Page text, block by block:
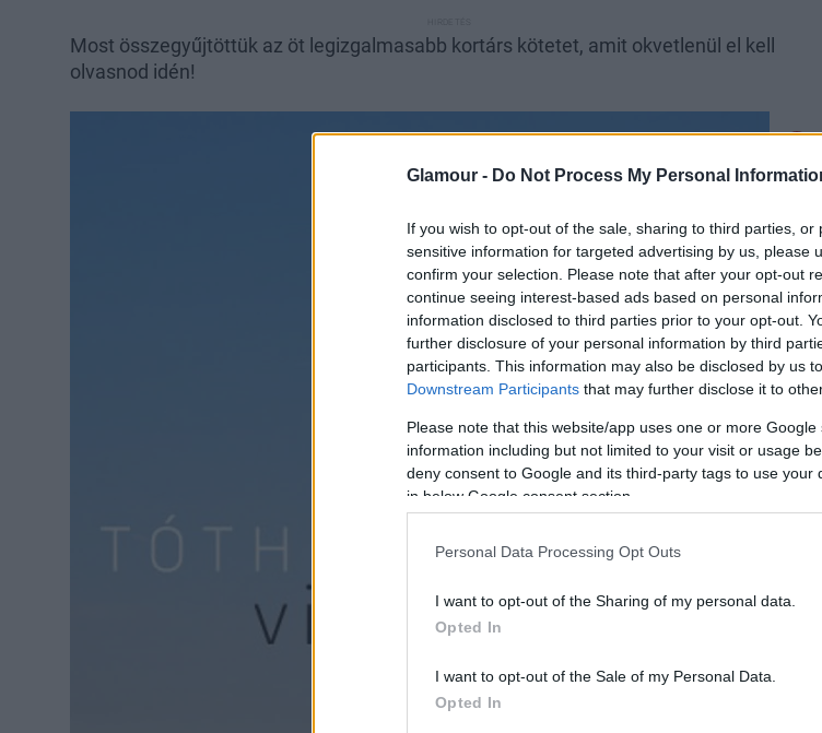
Glamour - Do Not Process My Personal
If you wish to opt-out of the sale, sharing to third parties,
sensitive information for targeted advertising by us, please
confirm your selection. Please note that after your opt-out
continue seeing interest-based ads based on personal
information disclosed to third parties prior to your opt-out.
further disclosure of your personal information by third
participants. This information may also be disclosed by us
Downstream Participants that may further disclose it to
Please note that this website/app uses one or more
information including but not limited to your visit or usage
deny consent to Google and its third-party tags to use your
in below Google consent section.
Personal Data Processing Opt Outs
I want to opt-out of the Sharing of my personal data.
Opted In
I want to opt-out of the Sale of my Personal Data.
Opted In
Most összegyűjtöttük az öt legizgalmasabb kortárs kötetet, amit okvetlenül el kell
olvasnod idén!